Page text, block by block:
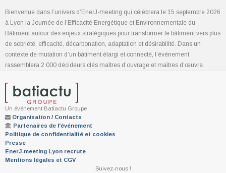
Bienvenue dans l’univers d’EnerJ-meeting qui célèbrera le 15 septembre 2026
à Lyon la Journée de l’Efficacité Energétique et Environnementale du
Bâtiment autour des enjeux stratégiques pour transformer le bâtiment vers plus
de sobriété, efficacité, décarbonation, adaptation et désirabilité. Dans un
contexte de mutation d’un bâtiment élargi et connecté, l’événement
rassemblera 2 000 décideurs clés maîtres d’ouvrage et maîtres d’œuvre.
Un événement Batiactu Groupe
Organisation / Contacts
Partenaires de l'événement
Politique de confidentialité et cookies
Presse
EnerJ-meeting Lyon recrute
Mentions légales et CGV
Suivez-nous !